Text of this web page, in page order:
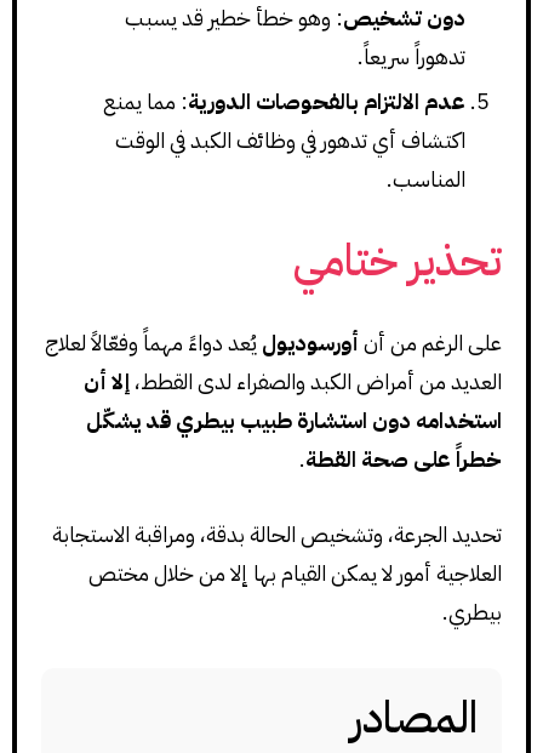
دون تشخيص: وهو خطأ خطير قد يسبب
تدهوراً سريعاً.
عدم الالتزام بالفحوصات الدورية: مما يمنع
اكتشاف أي تدهور في وظائف الكبد في الوقت
المناسب.
تحذير ختامي
على الرغم من أنأورسوديول يُعد دواءً مهماً وفعّالاً لعلاج
العديد من أمراض الكبد والصفراء لدى القطط،إلا أن
استخدامه دون استشارة طبيب بيطري قد يشكّل
خطراً على صحة القطة.
تحديد الجرعة، وتشخيص الحالة بدقة، ومراقبة الاستجابة
العلاجية أمور لا يمكن القيام بها إلا من خلال مختص
بيطري.
المصادر